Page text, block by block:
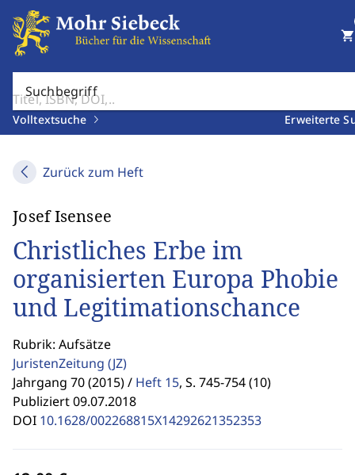
Suchbegriff
Volltextsuche Erweiterte
shopping_cart
Zurück zum Heft
Josef Isensee
Christliches Erbe im
organisierten Europa Phobie
und Legitimationschance
Rubrik: Aufsätze
JuristenZeitung (JZ)
Jahrgang 70 (2015) / Heft 15, S. 745-754 (10)
Publiziert 09.07.2018
DOI 10.1628/002268815X14292621352353